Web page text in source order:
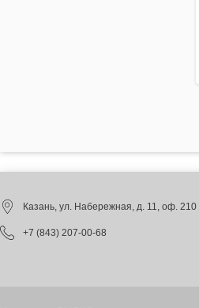
Казань, ул. Набережная, д. 11, оф. 210
+7 (843) 207-00-68